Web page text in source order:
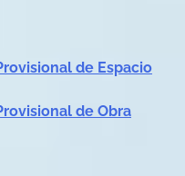
de Espacio
de Obra